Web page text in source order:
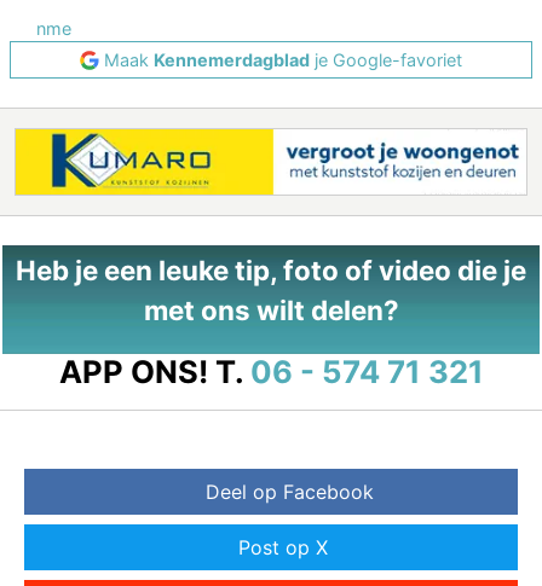
nme
Maak Kennemerdagblad je Google-favoriet
Heb je een leuke tip, foto of video die je
met ons wilt delen?
APP ONS! T. 06 - 574 71 321
Deel op Facebook
Post op X